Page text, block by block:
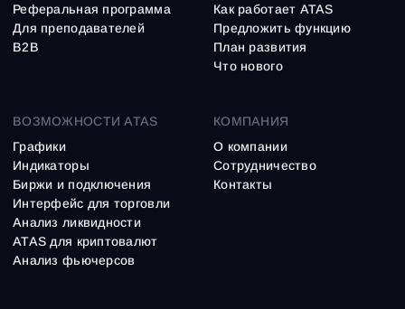
ВОЗМОЖНОСТИ ATAS
Графики
Индикаторы
Биржи и подключения
Интерфейс для торговли
Анализ ликвидности
ATAS для криптовалют
Анализ фьючерсов
Реферальная программа
Для преподавателей
B2B
Как работает ATAS
Предложить функцию
План развития
Что нового
КОМПАНИЯ
О компании
Сотрудничество
Контакты